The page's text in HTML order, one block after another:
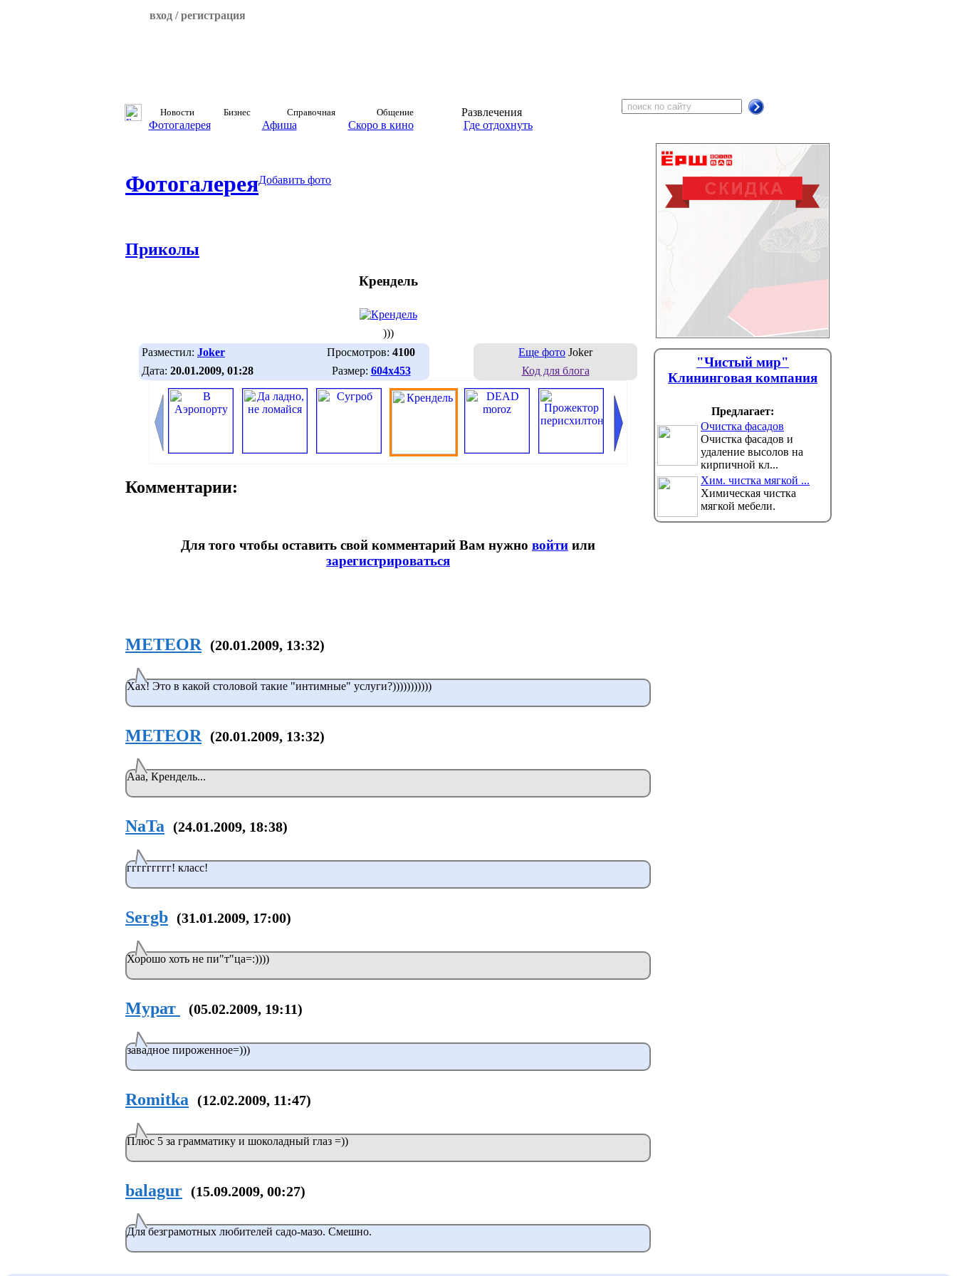
вход / регистрация
Новости Бизнес Справочная Общение
Развлечения
Фотогалерея
Афиша Скоро в кино Где отдохнуть
ФотогалереяДобавить фото
Приколы
Крендель
)))
Разместил: Joker Просмотров: 4100
Дата: 20.01.2009, 01:28 Размер: 604х453
Еще фото Joker
Код для блога
Комментарии:
Для того чтобы оставить свой комментарий Вам нужно войти или
зарегистрироваться
METEOR (20.01.2009, 13:32)
Хах! Это в какой столовой такие "интимные" услуги?)))))))))))
METEOR (20.01.2009, 13:32)
Ааа, Крендель...
NaTa (24.01.2009, 18:38)
ггггггггг! класс!
Sergb (31.01.2009, 17:00)
Хорошо хоть не пи"т"ца=:))))
Мурат (05.02.2009, 19:11)
завадное пироженное=)))
Romitka (12.02.2009, 11:47)
Плюс 5 за грамматику и шоколадный глаз =))
balagur (15.09.2009, 00:27)
Для безграмотных любителей садо-мазо. Смешно.
"Чистый мир"
Клининговая компания
Предлагает:
Очистка фасадов
Очистка фасадов и
удаление высолов на
кирпичной кл...
Хим. чистка мягкой ...
Химическая чистка
мягкой мебели.